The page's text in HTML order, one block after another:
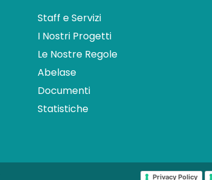
Staff e Servizi
I Nostri Progetti
Le Nostre Regole
Abelase
Documenti
Statistiche
Privacy Policy